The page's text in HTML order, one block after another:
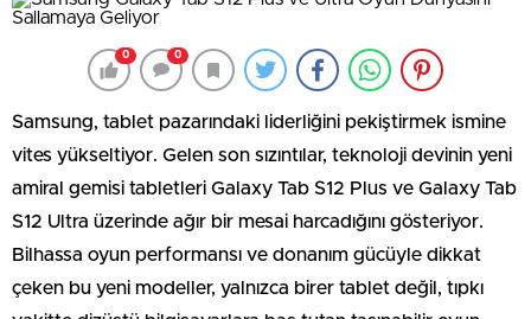
0 0
Samsung, tablet pazarındaki liderliğini pekiştirmek ismine
vites yükseltiyor. Gelen son sızıntılar, teknoloji devinin yeni
amiral gemisi tabletleri Galaxy Tab S12 Plus ve Galaxy Tab
S12 Ultra üzerinde ağır bir mesai harcadığını gösteriyor.
Bilhassa oyun performansı ve donanım gücüyle dikkat
çeken bu yeni modeller, yalnızca birer tablet değil, tıpkı